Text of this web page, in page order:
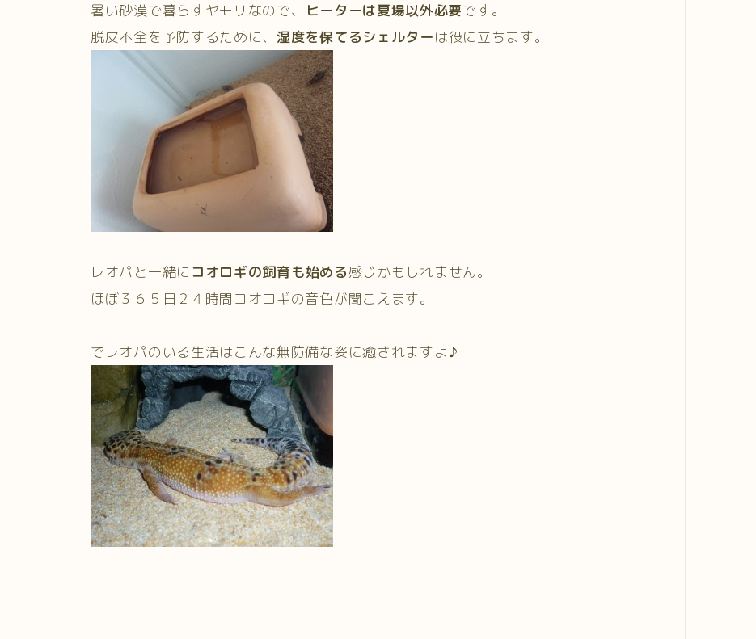
暑い砂漠で暮らすヤモリなので、
ヒーターは夏場以外必要です。
脱皮不全を予防するために、湿度を保てるシェルターは役に立ちます。
レオパと一緒に コオロギの飼育も始める感じかもしれません。
ほぼ３６５日２４時間コオロギの音色が聞こえます。
でレオパのいる生活はこんな無防備な姿に癒されますよ♪